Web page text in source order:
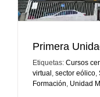
Primera
Etiquetas: Cursos
virtual, sector eólico,
Formación, Unidad